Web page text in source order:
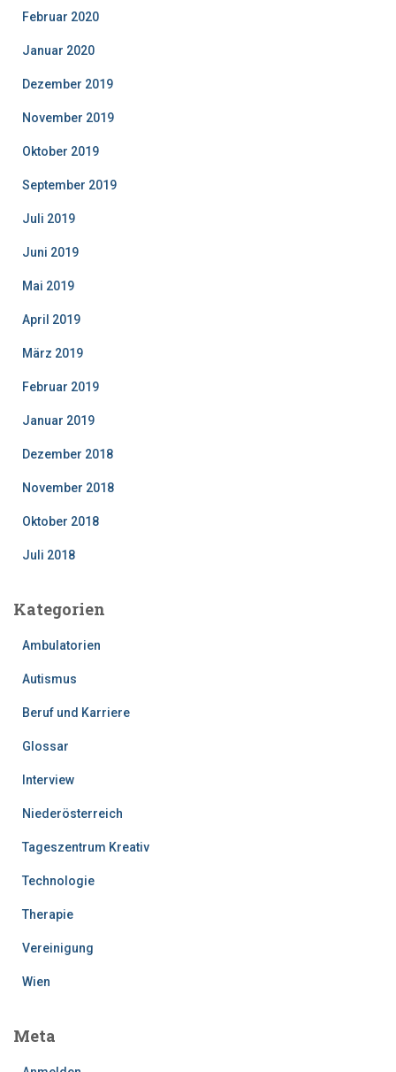
Februar 2020
Januar 2020
Dezember 2019
November 2019
Oktober 2019
September 2019
Juli 2019
Juni 2019
Mai 2019
April 2019
März 2019
Februar 2019
Januar 2019
Dezember 2018
November 2018
Oktober 2018
Juli 2018
Kategorien
Ambulatorien
Autismus
Beruf und Karriere
Glossar
Interview
Niederösterreich
Tageszentrum Kreativ
Technologie
Therapie
Vereinigung
Wien
Meta